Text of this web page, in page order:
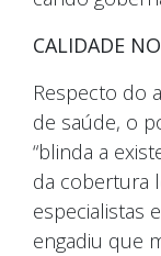
CALIDADE
Respecto do
de saúde, o
“blinda a
da cobertura
especialistas
engadiu que